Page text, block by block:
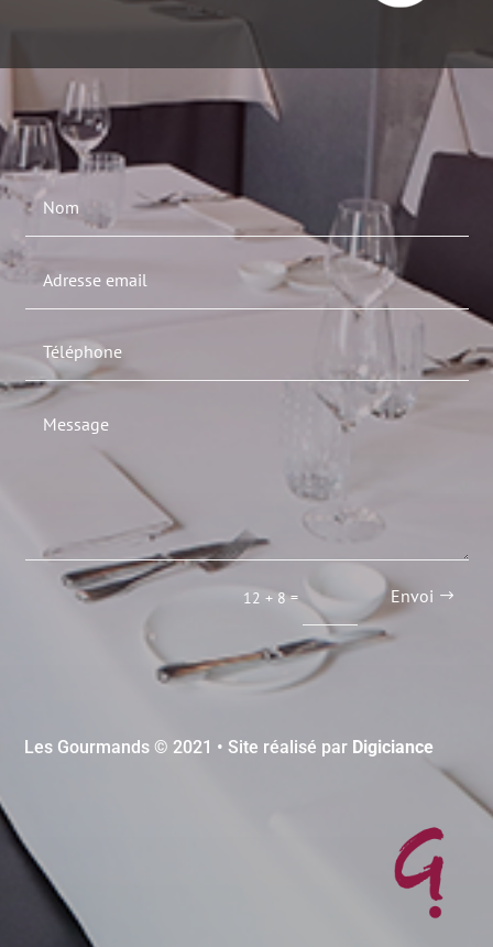
12 + 8 = Envoi
Les Gourmands © 2021 • Site réalisé par Digiciance